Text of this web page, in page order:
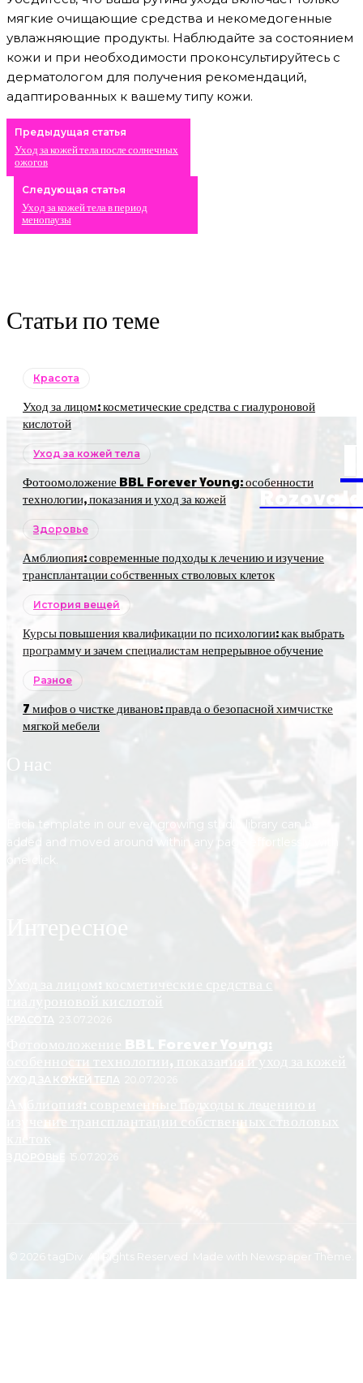
мягкие очищающие средства и некомедогенные
увлажняющие продукты. Наблюдайте за состоянием
кожи и при необходимости проконсультируйтесь с
дерматологом для получения рекомендаций,
адаптированных к вашему типу кожи.
Предыдущая статья
Уход за кожей тела после солнечных
ожогов
Следующая статья
Уход за кожей тела в период
менопаузы
Статьи по теме
Красота
Уход за лицом: косметические средства с гиалуроновой
кислотой
Уход за кожей тела
Фотоомоложение BBL Forever Young: особенности
технологии, показания и уход за кожей
Здоровье
Амблиопия: современные подходы к лечению и изучение
трансплантации собственных стволовых клеток
История вещей
Курсы повышения квалификации по психологии: как выбрать
программу и зачем специалистам непрерывное обучение
Разное
7 мифов о чистке диванов: правда о безопасной химчистке
мягкой мебели
О нас
Each template in our ever growing studio library can be
added and moved around within any page effortlessly with
Интересное
Уход за лицом: косметические средства с
гиалуроновой кислотой
КРАСОТА
Фотоомоложение BBL Forever Young:
особенности технологии, показания и уход за кожей
УХОД ЗА КОЖЕЙ ТЕЛА
Амблиопия: современные подходы к лечению и
изучение трансплантации собственных стволовых
клеток
ЗДОРОВЬЕ
© 2026 tagDiv. All Rights Reserved. Made with Newspaper Theme.